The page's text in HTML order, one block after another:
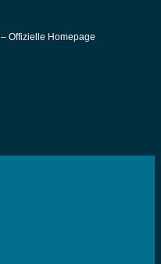
Offizielle Homepage